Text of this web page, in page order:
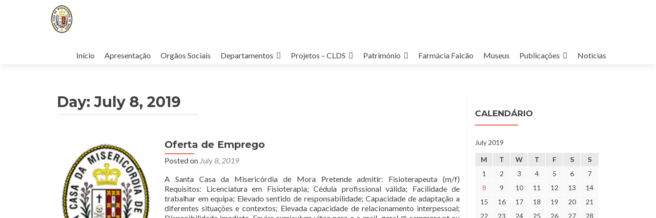
to
Início Apresentação Orgãos Sociais Departamentos Projetos – CLDS Património Farmácia Falcão Museus Publicações Noticias
Day:July 8, 2019
Oferta de Emprego
Posted on July 8, 2019
A Santa Casa da Misericórdia de Mora Pretende admitir: Fisioterapeuta (m/f)
Requisitos: Licenciatura em Fisioterapia; Cédula profissional válida; Facilidade de
trabalhar em equipa; Elevado sentido de responsabilidade; Capacidade de adaptação a
diferentes situações e contextos; Elevada capacidade de relacionamento interpessoal;
CALENDÁRIO
July 2019
M T W T F S
S
1
2 3 4 5 6
7
8
9 10 11 12 13
14
15
16 17 18 19 20
21
22
23 24 25 26 27
28